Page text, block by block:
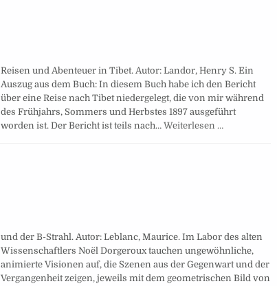
Reisen und Abenteuer in Tibet. Autor: Landor, Henry S. Ein
Auszug aus dem Buch: In diesem Buch habe ich den Bericht
über eine Reise nach Tibet niedergelegt, die von mir während
des Frühjahrs, Sommers und Herbstes 1897 ausgeführt
worden ist. Der Bericht ist teils nach…Weiterlesen …
und der B-Strahl. Autor: Leblanc, Maurice. Im Labor des alten
Wissenschaftlers Noël Dorgeroux tauchen ungewöhnliche,
animierte Visionen auf, die Szenen aus der Gegenwart und der
Vergangenheit zeigen, jeweils mit dem geometrischen Bild von